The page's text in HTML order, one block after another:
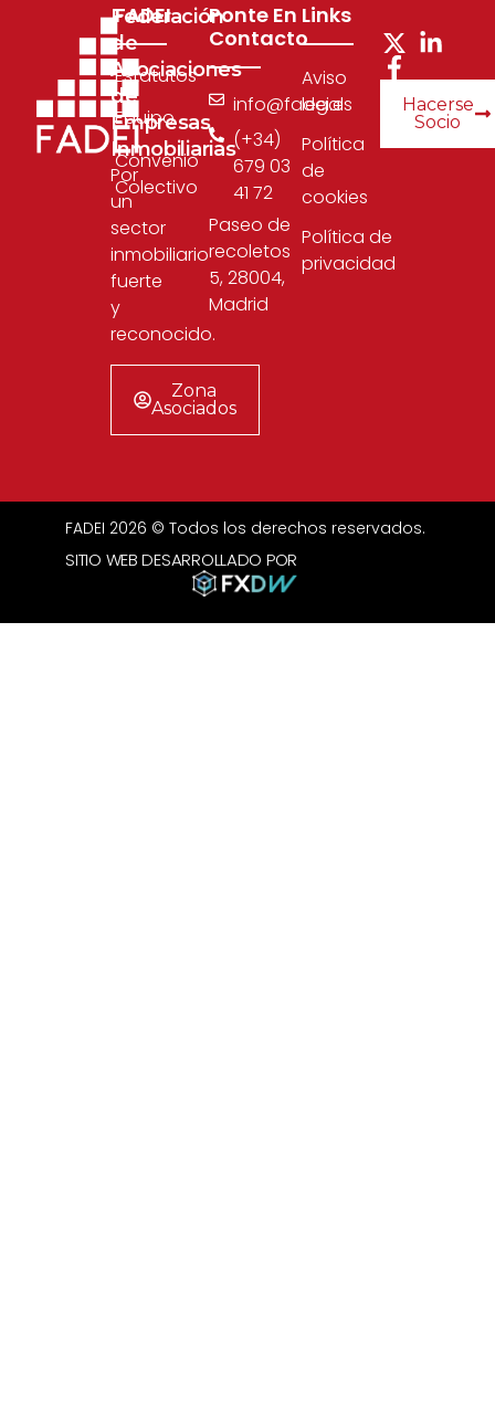
Federación
de
Asociaciones
de
Empresas
Inmobiliarias
Por
un
sector
inmobiliario
fuerte
y
reconocido.
Zona
Asociados
FADEI
Estatutos
Equipo
Convenio
Colectivo
Links
Aviso
legal
Política
de
cookies
Política de
privacidad
Ponte En
Contacto
info@fadei.es
(+34)
679 03
41 72
Paseo de
recoletos
5, 28004,
Madrid
Hacerse
Socio
FADEI 2026 © Todos los derechos reservados.
SITIO WEB DESARROLLADO POR